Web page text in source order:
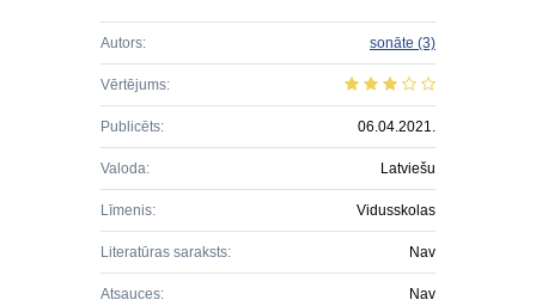
Autors: sonāte (3)
Vērtējums:
Publicēts: 06.04.2021.
Valoda: Latviešu
Līmenis: Vidusskolas
Literatūras saraksts: Nav
Atsauces: Nav